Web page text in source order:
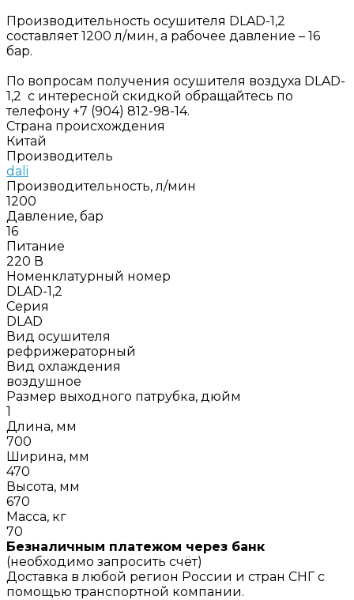
Производительность осушителя DLAD-1,2
составляет 1200 л/мин, а рабочее давление – 16
бар.
По вопросам получения осушителя воздуха DLAD-
1,2 с интересной скидкой обращайтесь по
телефону +7 (904) 812-98-14.
Страна происхождения
Китай
Производитель
dali
Производительность, л/мин
1200
Давление, бар
16
Питание
220 В
Номенклатурный номер
DLAD-1,2
Серия
DLAD
Вид осушителя
рефрижераторный
Вид охлаждения
воздушное
Размер выходного патрубка, дюйм
1
Длина, мм
700
Ширина, мм
470
Высота, мм
670
Масса, кг
70
Безналичным платежом через банк
(необходимо запросить счёт)
Доставка в любой регион России и стран СНГ с
помощью транспортной компании.